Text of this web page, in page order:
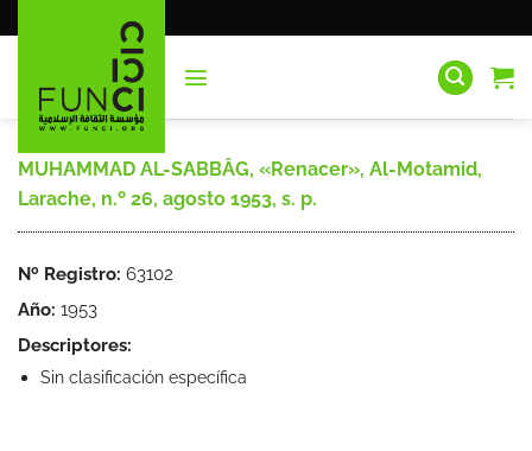
al
MUHAMMAD AL-SABBÂG, «Renacer», Al-Motamid,
Larache, n.º 26, agosto 1953, s. p.
Nº Registro: 63102
Año: 1953
Descriptores:
Sin clasificación específica